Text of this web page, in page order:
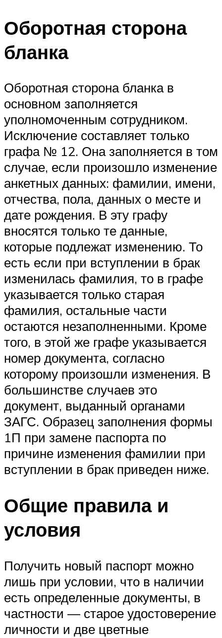
Оборотная сторона
бланка
Оборотная сторона бланка в
основном заполняется
уполномоченным сотрудником.
Исключение составляет только
графа № 12. Она заполняется в том
случае, если произошло изменение
анкетных данных: фамилии, имени,
отчества, пола, данных о месте и
дате рождения. В эту графу
вносятся только те данные,
которые подлежат изменению. То
есть если при вступлении в брак
изменилась фамилия, то в графе
указывается только старая
фамилия, остальные части
остаются незаполненными. Кроме
того, в этой же графе указывается
номер документа, согласно
которому произошли изменения. В
большинстве случаев это
документ, выданный органами
ЗАГС. Образец заполнения формы
1П при замене паспорта по
причине изменения фамилии при
вступлении в брак приведен ниже.
Общие правила и
условия
Получить новый паспорт можно
лишь при условии, что в наличии
есть определенные документы, в
частности — старое удостоверение
личности и две цветные